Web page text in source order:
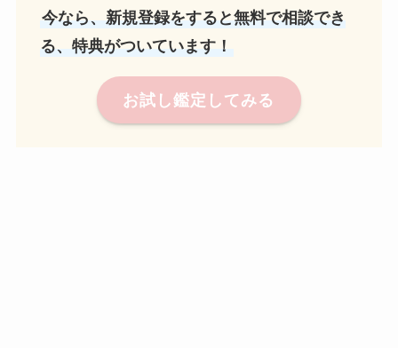
今なら、新規登録をすると無料で相談でき
る、特典がついています！
お試し鑑定してみる